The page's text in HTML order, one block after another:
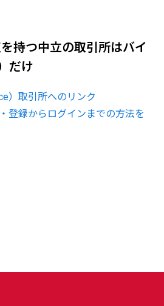
持つ中立の取引所はバイ
だけ
）取引所へのリンク
登録からログインまでの方法を